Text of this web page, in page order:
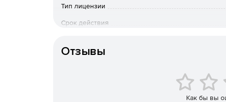
Планирование встреч и бронирование
кнопки для ответа на приглашения в почте.
Тип лицензии
Срок действия
Отзывы
Как бы вы